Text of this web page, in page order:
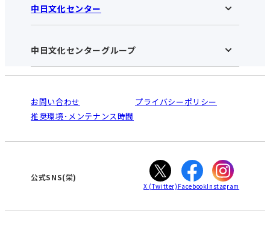
中日文化センター 栄HOME
お知らせ
アクセス･営業時間
お申し込みの流れ
入会と受講のご案内
中日文化センター
中日文化センターHOME
中日文化センターとは
受講規約・会員特典
ご利用ガイド
オンライン講座受講の手順
WEBサイトのよくある質問
中日文化センターグループ
南大高
犬山
高蔵寺
大垣
津
お問い合わせ
プライバシーポリシー
推奨環境･メンテナンス時間
公式SNS(栄)
X (Twitter) FacebookInstagram